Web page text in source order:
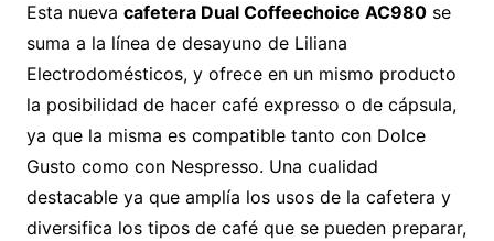
Esta nueva cafetera Dual Coffeechoice AC980se
suma a la línea de desayuno de Liliana
Electrodomésticos, y ofrece en un mismo producto
la posibilidad de hacer café expresso o de cápsula,
ya que la misma es compatible tanto con Dolce
Gusto como con Nespresso. Una cualidad
destacable ya que amplía los usos de la cafetera y
diversifica los tipos de café que se pueden preparar,